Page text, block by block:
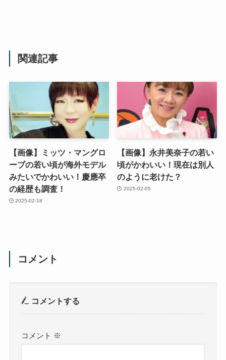
関連記事
【画像】ミッツ・マングロ
ーブの若い頃が海外モデル
みたいでかわいい！慶應卒
の経歴も調査！
2025-02-18
【画像】永井美奈子の若い
頃がかわいい！現在は別人
のように老けた？
2025-02-05
コメント
コメントする
コメント ※